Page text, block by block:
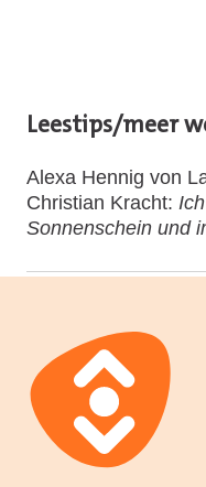
Leestips/meer
Alexa Hennig von
Christian Kracht:
Sonnenschein und